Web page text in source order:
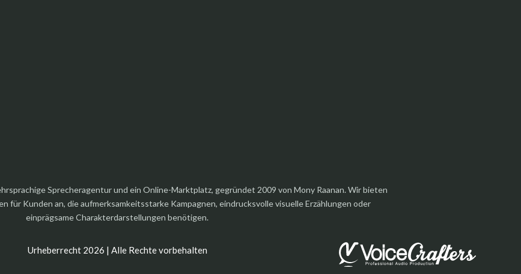
Sprecheragentur und ein Online-Marktplatz, gegründet 2009 von Mony Raanan. Wir bieten
für Kunden an, die aufmerksamkeitsstarke Kampagnen, eindrucksvolle visuelle Erzählungen oder
einprägsame Charakterdarstellungen benötigen.
Urheberrecht 2026 | Alle Rechte vorbehalten